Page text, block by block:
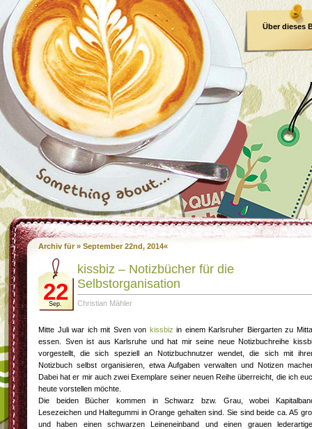
Über dieses
Archiv für » September 22nd, 2014«
22
Sep.
kissbiz – Notizbücher für die
Selbstorganisation
Christian Mähler
Mitte Juli war ich mit Sven von kissbiz in einem Karlsruher Biergarten zu
essen. Sven ist aus Karlsruhe und hat mir seine neue Notizbuchreihe
vorgestellt, die sich speziell an Notizbuchnutzer wendet, die sich mit
Notizbuch selbst organisieren, etwa Aufgaben verwalten und Notizen
Dabei hat er mir auch zwei Exemplare seiner neuen Reihe überreicht, die ich
heute vorstellen möchte.
Die beiden Bücher kommen in Schwarz bzw. Grau, wobei
Lesezeichen und Haltegummi in Orange gehalten sind. Sie sind beide ca. A5
und haben einen schwarzen Leineneinband und einen grauen